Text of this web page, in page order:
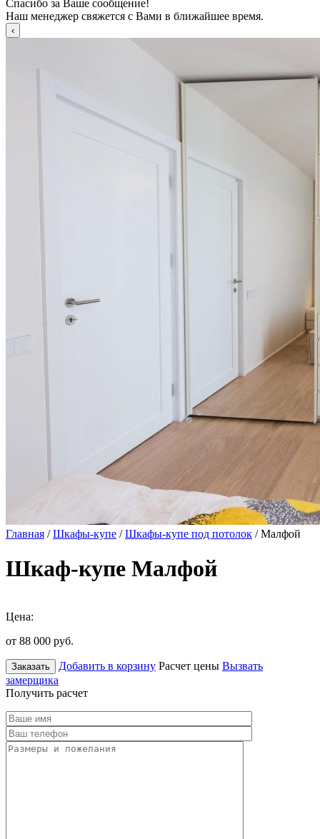
Спасибо за Ваше сообщение!
Наш менеджер свяжется с Вами в ближайшее время.
Главная /Шкафы-купе /Шкафы-купе под потолок / Малфой
Шкаф-купе Малфой
Цена:
от 88 000 руб.
Заказать Добавить в корзину Расчет цены Вызвать
замерщика
Получить расчет